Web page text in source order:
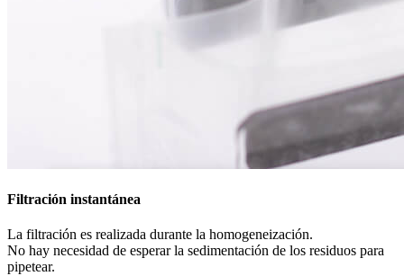
Filtración instantánea
La filtración es realizada durante la homogeneización.
No hay necesidad de esperar la sedimentación de los residuos para
pipetear.